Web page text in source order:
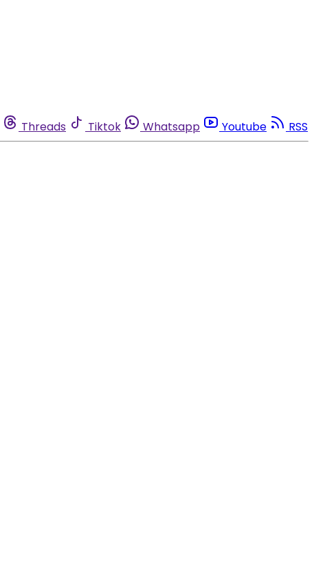
Threads Tiktok Whatsapp Youtube RSS